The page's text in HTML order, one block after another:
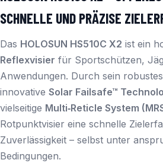
SCHNELLE UND PRÄZISE
Das HOLOSUN HS510C X2 ist ein
Reflexvisier für Sportschützen,
Anwendungen. Durch sein
innovative Solar Failsafe™
vielseitige Multi‑Reticle System
Rotpunktvisier eine schnelle
Zuverlässigkeit – selbst unter
Bedingungen.